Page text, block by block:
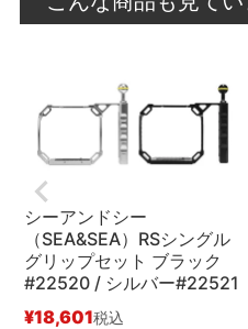
シーアンドシー
（SEA&SEA）RSシングル
グリップセット ブラック
#22520 / シルバー#22521
¥18,601税込